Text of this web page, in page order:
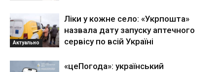
Актуально
Ліки у кожне село: «Укрпошта»
назвала дату запуску аптечного
сервісу по всій Україні
«цеПогода»: український